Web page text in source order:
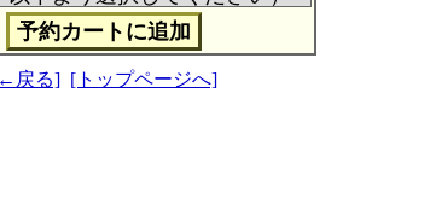
戻る] [トップページへ]